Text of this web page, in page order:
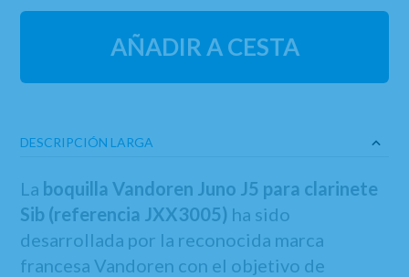
AÑADIR A CESTA
DESCRIPCIÓN LARGA
La boquilla Vandoren Juno J5 para clarinete
Sib (referencia JXX3005) ha sido
desarrollada por la reconocida marca
francesa Vandoren con el objetivo de